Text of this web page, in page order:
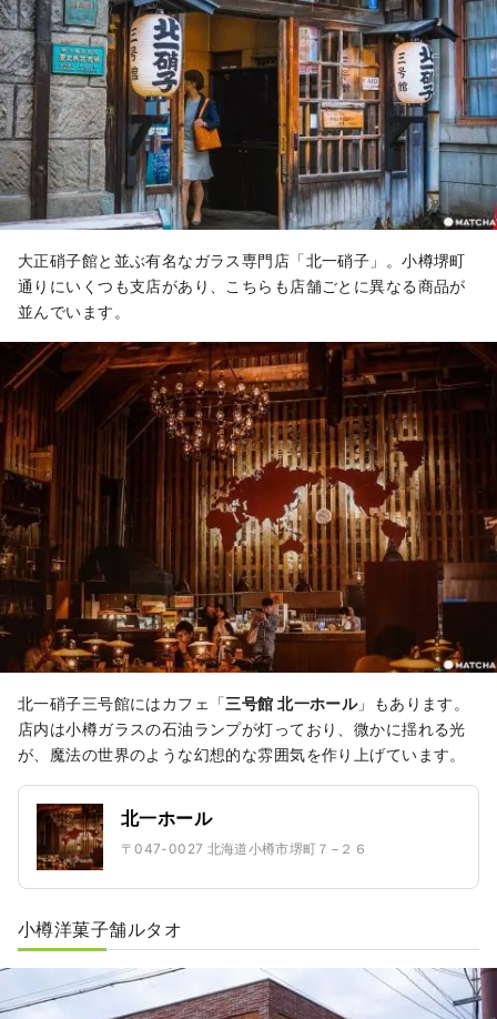
大正硝子館と並ぶ有名なガラス専門店「北一硝子」。小樽堺町
通りにいくつも支店があり、こちらも店舗ごとに異なる商品が
並んでいます。
北一硝子三号館にはカフェ「三号館 北一ホール」もあります。
店内は小樽ガラスの石油ランプが灯っており、微かに揺れる光
が、魔法の世界のような幻想的な雰囲気を作り上げています。
北一ホール
〒047-0027 北海道小樽市堺町７−２６
小樽洋菓子舗ルタオ